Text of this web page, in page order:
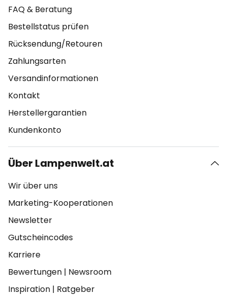
FAQ & Beratung
Bestellstatus prüfen
Rücksendung/Retouren
Zahlungsarten
Versandinformationen
Kontakt
Herstellergarantien
Kundenkonto
Über Lampenwelt.at
Wir über uns
Marketing-Kooperationen
Newsletter
Gutscheincodes
Karriere
Bewertungen | Newsroom
Inspiration | Ratgeber